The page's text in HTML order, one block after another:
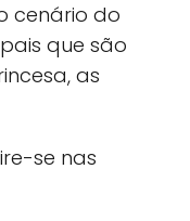
cenário do
que são
as
se nas